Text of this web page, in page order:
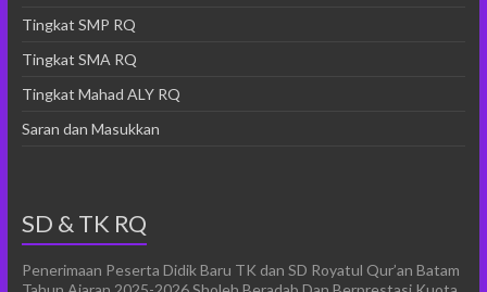
Tingkat SMP RQ
Tingkat SMA RQ
Tingkat Mahad ALY RQ
Saran dan Masukkan
SD & TK RQ
Penerimaan Peserta Didik Baru TK dan SD Royatul Qur’an Batam